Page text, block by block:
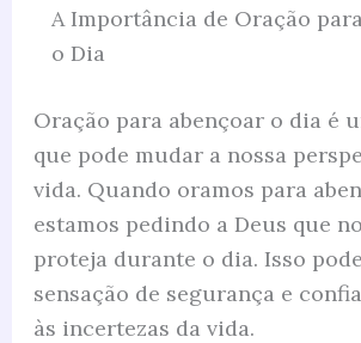
A Importância de Oração
o Dia
Oração para abençoar o dia é
que pode mudar a nossa
vida. Quando oramos para
estamos pedindo a Deus que
proteja durante o dia. Isso
sensação de segurança e
às incertezas da vida.